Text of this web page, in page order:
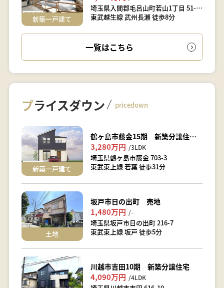
新築一戸建て
埼玉県入間郡毛呂山町若山1丁目 51-1,2
東武越生線 武州長瀬 徒歩8分
一覧はこちら
プライスダウン pricedown
新築一戸建て
鶴ヶ島市藤金15期 新築分譲住宅 全５棟
3,280万円 /3LDK
埼玉県鶴ヶ島市藤金 703-3
東武東上線 若葉 徒歩31分
土地
坂戸市日の出町 売地
1,480万円 /-
埼玉県坂戸市日の出町 216-7
東武東上線 坂戸 徒歩5分
川越市吉田10期 新築分譲住宅
4,090万円 /4LDK